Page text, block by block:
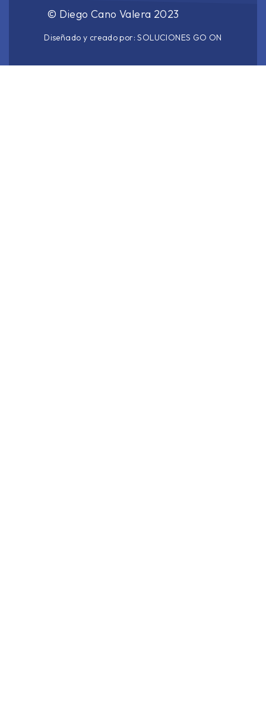
© Diego Cano Valera 2023
Diseñado y creado por:SOLUCIONES GO ON